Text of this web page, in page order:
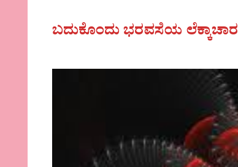
ಬದುಕೊಂದು ಭರವಸೆಯ ಲೆಕ್ಕಾಚಾರ